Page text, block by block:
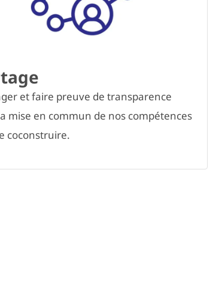
et faire preuve de transparence
mise en commun de nos compétences
coconstruire.